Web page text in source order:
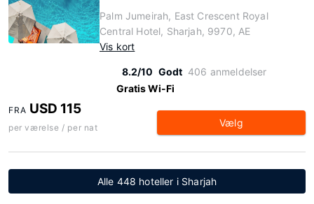
Palm Jumeirah, East Crescent Royal
Central Hotel, Sharjah, 9970, AE
Vis kort
8.2/10 Godt 406 anmeldelser
Gratis Wi-Fi
FRA USD 115
per værelse / per nat Vælg
Alle 448 hoteller i Sharjah